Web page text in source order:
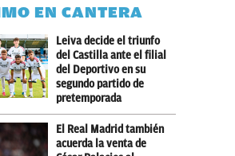
EN CANTERA
Leiva decide el triunfo
del Castilla ante el filial
del Deportivo en su
segundo partido de
pretemporada
El Real Madrid también
acuerda la venta de